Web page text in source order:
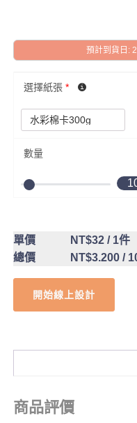
預計到貨日:
選擇紙張 *
數量
單價 NT$32/ 1件
總價
NT$3.200/
開始線上設計
商品評價